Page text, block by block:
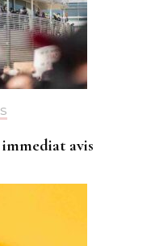
avis